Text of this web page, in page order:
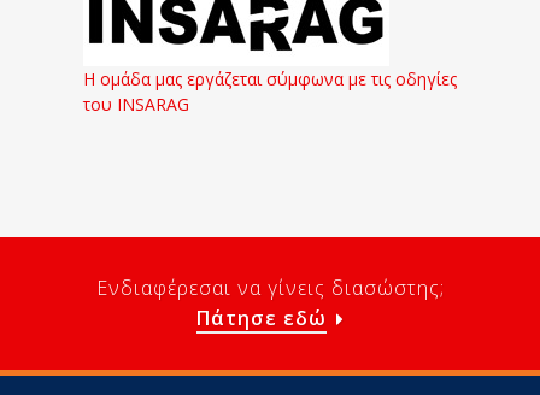
Η ομάδα μας εργάζεται σύμφωνα με τις οδηγίες
του INSARAG
Ενδιαφέρεσαι να γίνεις διασώστης;
Πάτησε εδώ